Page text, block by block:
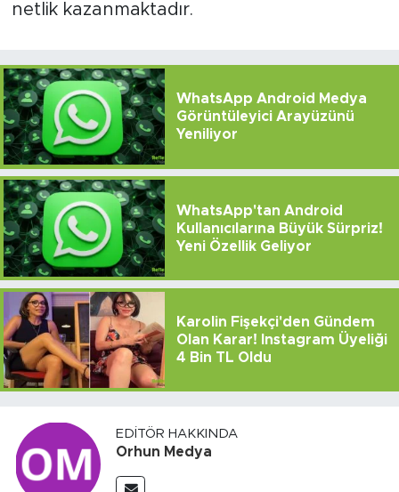
netlik kazanmaktadır.
WhatsApp Android Medya
Görüntüleyici Arayüzünü
Yeniliyor
WhatsApp'tan Android
Kullanıcılarına Büyük Sürpriz!
Yeni Özellik Geliyor
Karolin Fişekçi'den Gündem
Olan Karar! Instagram Üyeliği
4 Bin TL Oldu
EDITÖR HAKKINDA
Orhun Medya